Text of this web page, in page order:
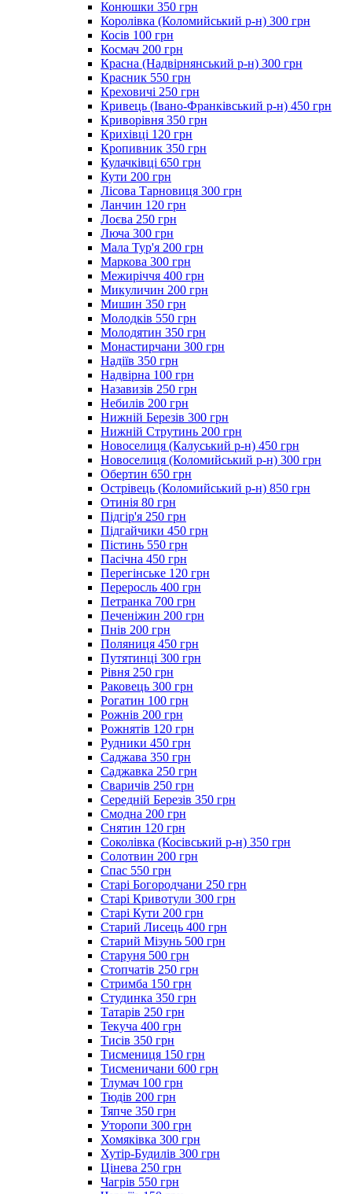
Конюшки 350 грн
Королівка (Коломийський р-н) 300 грн
Косів 100 грн
Космач 200 грн
Красна (Надвірнянський р-н) 300 грн
Красник 550 грн
Креховичі 250 грн
Кривець (Івано-Франківський р-н) 450 грн
Криворівня 350 грн
Крихівці 120 грн
Кропивник 350 грн
Кулачківці 650 грн
Кути 200 грн
Лісова Тарновиця 300 грн
Ланчин 120 грн
Лоєва 250 грн
Люча 300 грн
Мала Тур'я 200 грн
Маркова 300 грн
Межиріччя 400 грн
Микуличин 200 грн
Мишин 350 грн
Молодків 550 грн
Молодятин 350 грн
Монастирчани 300 грн
Надіїв 350 грн
Надвірна 100 грн
Назавизів 250 грн
Небилів 200 грн
Нижній Березів 300 грн
Нижній Струтинь 200 грн
Новоселиця (Калуський р-н) 450 грн
Новоселиця (Коломийський р-н) 300 грн
Обертин 650 грн
Острівець (Коломийський р-н) 850 грн
Отинія 80 грн
Підгір'я 250 грн
Підгайчики 450 грн
Пістинь 550 грн
Пасічна 450 грн
Перегінське 120 грн
Переросль 400 грн
Петранка 700 грн
Печеніжин 200 грн
Пнів 200 грн
Поляниця 450 грн
Путятинці 300 грн
Рівня 250 грн
Раковець 300 грн
Рогатин 100 грн
Рожнів 200 грн
Рожнятів 120 грн
Рудники 450 грн
Саджава 350 грн
Саджавка 250 грн
Сваричів 250 грн
Середній Березів 350 грн
Смодна 200 грн
Снятин 120 грн
Соколівка (Косівський р-н) 350 грн
Солотвин 200 грн
Спас 550 грн
Старі Богородчани 250 грн
Старі Кривотули 300 грн
Старі Кути 200 грн
Старий Лисець 400 грн
Старий Мізунь 500 грн
Старуня 500 грн
Стопчатів 250 грн
Стримба 150 грн
Студинка 350 грн
Татарів 250 грн
Текуча 400 грн
Тисів 350 грн
Тисмениця 150 грн
Тисменичани 600 грн
Тлумач 100 грн
Тюдів 200 грн
Тяпче 350 грн
Уторопи 300 грн
Хомяківка 300 грн
Хутір-Будилів 300 грн
Цінева 250 грн
Чагрів 550 грн